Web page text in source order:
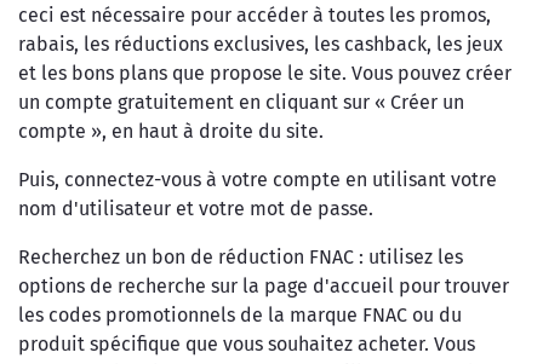
ceci est nécessaire pour accéder à toutes les promos,
rabais, les réductions exclusives, les cashback, les jeux
et les bons plans que propose le site. Vous pouvez créer
un compte gratuitement en cliquant sur « Créer un
compte », en haut à droite du site.
Puis, connectez-vous à votre compte en utilisant votre
nom d'utilisateur et votre mot de passe.
Recherchez un bon de réduction FNAC : utilisez les
options de recherche sur la page d'accueil pour trouver
les codes promotionnels de la marque FNAC ou du
produit spécifique que vous souhaitez acheter. Vous